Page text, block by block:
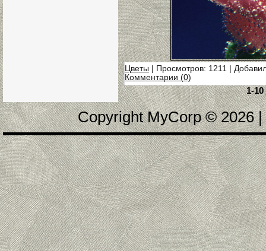
Цветы | Просмотров: 1211 |
Комментарии (0)
1-10
Copyright MyCorp © 2026|